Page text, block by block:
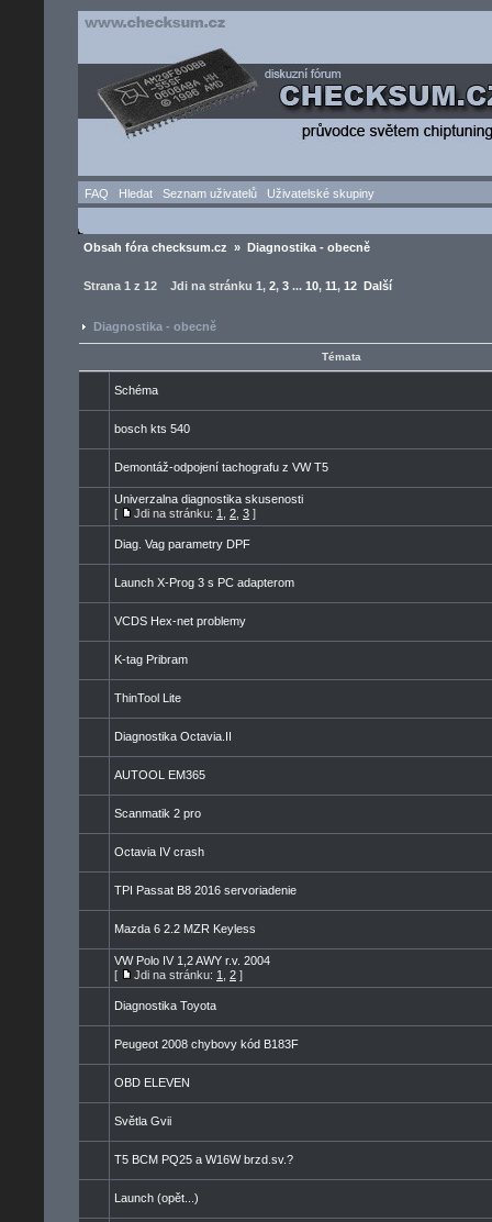
FAQ Hledat Seznam uživatelů Uživatelské skupiny
Obsah fóra checksum.cz » Diagnostika - obecně
Strana 1 z 12 Jdi na stránku 1, 2, 3 ... 10, 11, 12 Další
Diagnostika - obecně
Témata
Schéma
bosch kts 540
Demontáž-odpojení tachografu z VW T5
Univerzalna diagnostika skusenosti
[
Jdi na stránku: 1 2 3 ]
Diag. Vag parametry DPF
Launch X-Prog 3 s PC adapterom
VCDS Hex-net problemy
K-tag Pribram
ThinTool Lite
Diagnostika Octavia.II
AUTOOL EM365
Scanmatik 2 pro
Octavia IV crash
TPI Passat B8 2016 servoriadenie
Mazda 6 2.2 MZR Keyless
VW Polo IV 1,2 AWY r.v. 2004
[
Jdi na stránku: 1 2 ]
Diagnostika Toyota
Peugeot 2008 chybovy kód B183F
OBD ELEVEN
Světla Gvii
T5 BCM PQ25 a W16W brzd.sv.?
Launch (opět...)